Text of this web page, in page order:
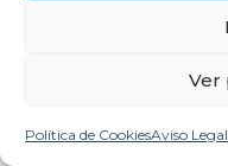
Ver
Política de CookiesAviso
vez que
: Milagros Ruiz
en que exista una obligación